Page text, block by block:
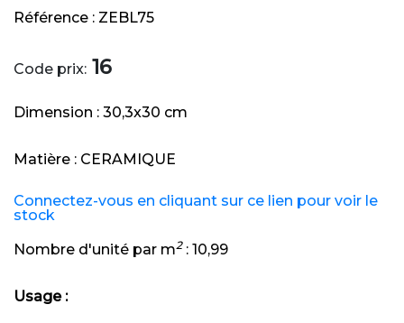
Référence : ZEBL75
Code prix: 16
Dimension : 30,3x30 cm
Matière : CERAMIQUE
Connectez-vous en cliquant sur ce lien pour voir le
stock
Nombre d'unité par m2: 10,99
Usage :